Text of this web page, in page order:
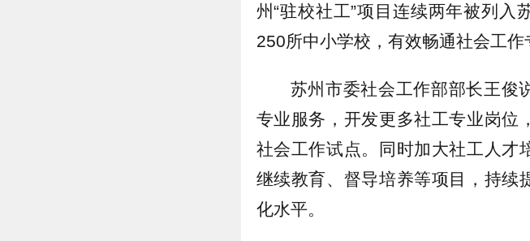
州“驻校社工”项目连续两年被列入
250所中小学校，有效畅通社会工作
苏州市委社会工作部部长王俊
专业服务，开发更多社工专业岗位
社会工作试点。同时加大社工人才
继续教育、督导培养等项目，持续
化水平。